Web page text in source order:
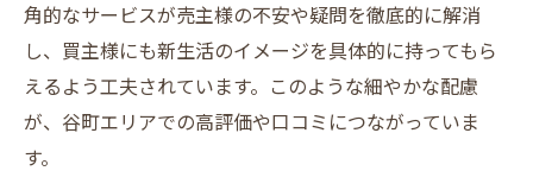
角的なサービスが売主様の不安や疑問を徹底的に解消
し、買主様にも新生活のイメージを具体的に持ってもら
えるよう工夫されています。このような細やかな配慮
が、谷町エリアでの高評価や口コミにつながっていま
す。